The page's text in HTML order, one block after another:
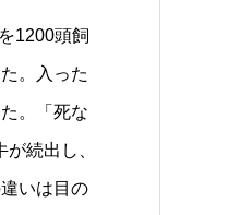
1200頭飼
。入った
。「死な
続出し、
いは目の